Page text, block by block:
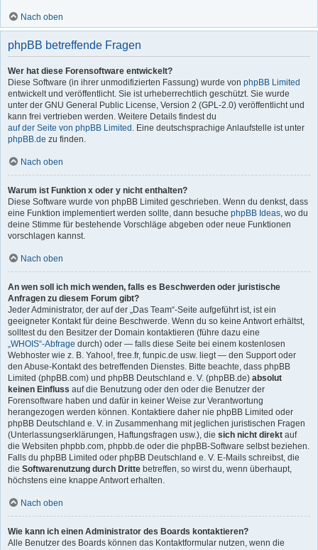
Nach oben
phpBB betreffende Fragen
Wer hat diese Forensoftware entwickelt?
Diese Software (in ihrer unmodifizierten Fassung) wurde von phpBB Limited
entwickelt und veröffentlicht. Sie ist urheberrechtlich geschützt. Sie wurde
unter der GNU General Public License, Version 2 (GPL-2.0) veröffentlicht und
kann frei vertrieben werden. Weitere Details findest du
auf der Seite von phpBB Limited . Eine deutschsprachige Anlaufstelle ist unter
phpBB.de zu finden.
Nach oben
Warum ist Funktion x oder y nicht enthalten?
Diese Software wurde von phpBB Limited geschrieben. Wenn du denkst, dass
eine Funktion implementiert werden sollte, dann besuche phpBB Ideas, wo du
deine Stimme für bestehende Vorschläge abgeben oder neue Funktionen
vorschlagen kannst.
Nach oben
An wen soll ich mich wenden, falls es Beschwerden oder juristische
Anfragen zu diesem Forum gibt?
Jeder Administrator, der auf der „Das Team“-Seite aufgeführt ist, ist ein
geeigneter Kontakt für deine Beschwerde. Wenn du so keine Antwort erhältst,
solltest du den Besitzer der Domain kontaktieren (führe dazu eine
„WHOIS“-Abfrage durch) oder — falls diese Seite bei einem kostenlosen
Webhoster wie z. B. Yahoo!, free.fr, funpic.de usw. liegt — den Support oder
den Abuse-Kontakt des betreffenden Dienstes. Bitte beachte, dass phpBB
Limited (phpBB.com) und phpBB Deutschland e. V. (phpBB.de) absolut
keinen Einfluss auf die Benutzung oder den oder die Benutzer der
Forensoftware haben und dafür in keiner Weise zur Verantwortung
herangezogen werden können. Kontaktiere daher nie phpBB Limited oder
phpBB Deutschland e. V. in Zusammenhang mit jeglichen juristischen Fragen
(Unterlassungserklärungen, Haftungsfragen usw.), die sich nicht direkt auf
die Websiten phpbb.com, phpbb.de oder die phpBB-Software selbst beziehen.
Falls du phpBB Limited oder phpBB Deutschland e. V. E-Mails schreibst, die
die Softwarenutzung durch Dritte betreffen, so wirst du, wenn überhaupt,
höchstens eine knappe Antwort erhalten.
Nach oben
Wie kann ich einen Administrator des Boards kontaktieren?
Alle Benutzer des Boards können das Kontaktformular nutzen, wenn die